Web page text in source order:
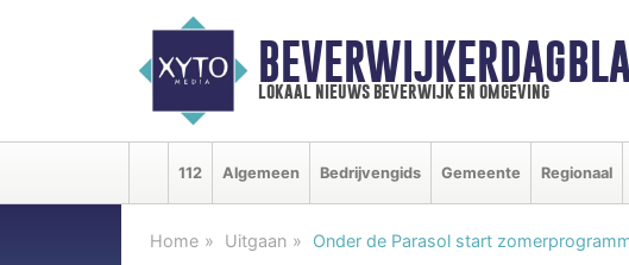
lokaal nieuws beverwijk en omgeving
112 Algemeen Bedrijvengids Gemeente Regionaal
Home Uitgaan Onder de Parasol start